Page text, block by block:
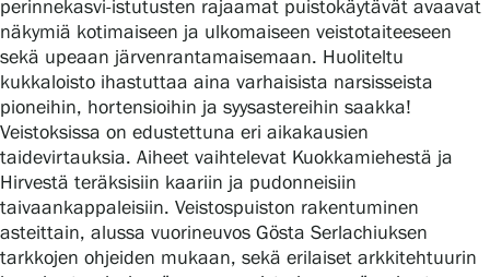
perinnekasvi-istutusten rajaamat puistokäytävät avaavat
näkymiä kotimaiseen ja ulkomaiseen veistotaiteeseen
sekä upeaan järvenrantamaisemaan. Huoliteltu
kukkaloisto ihastuttaa aina varhaisista narsisseista
pioneihin, hortensioihin ja syysastereihin saakka!
Veistoksissa on edustettuna eri aikakausien
taidevirtauksia. Aiheet vaihtelevat Kuokkamiehestä ja
Hirvestä teräksisiin kaariin ja pudonneisiin
taivaankappaleisiin. Veistospuiston rakentuminen
asteittain, alussa vuorineuvos Gösta Serlachiuksen
tarkkojen ohjeiden mukaan, sekä erilaiset arkkitehtuurin